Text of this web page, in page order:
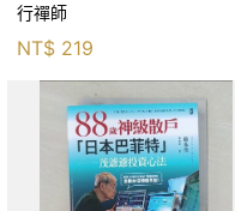
行禪師
NT$ 219